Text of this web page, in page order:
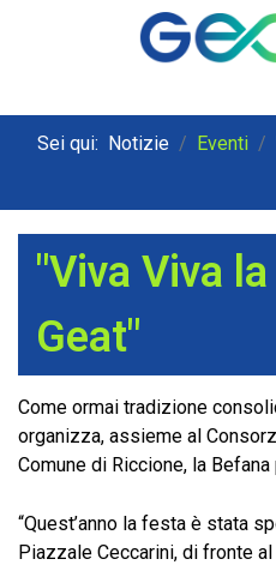
Sei qui: Notizie Eventi
"Viva Viva
Geat"
Come ormai tradizione
organizza, assieme al
Comune di Riccione, la
“Quest’anno la festa è stata
Piazzale Ceccarini, di fronte